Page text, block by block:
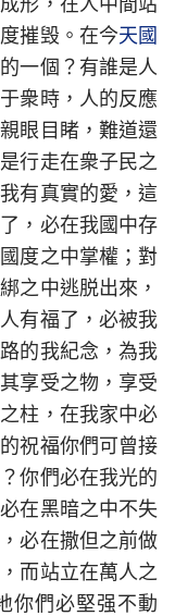
摧毁。在今天國
一個？有誰是人
衆時，人的反應
眼目睹，難道還
行走在衆子民之
有真實的愛，這
，必在我國中存
度之中掌權；對
之中逃脱出來，
有福了，必被我
的我紀念，為我
享受之物，享受
柱，在我家中必
祝福你們可曾接
你們必在我光的
在黑暗之中不失
必在撒但之前做
而站立在萬人之
你們必堅强不動